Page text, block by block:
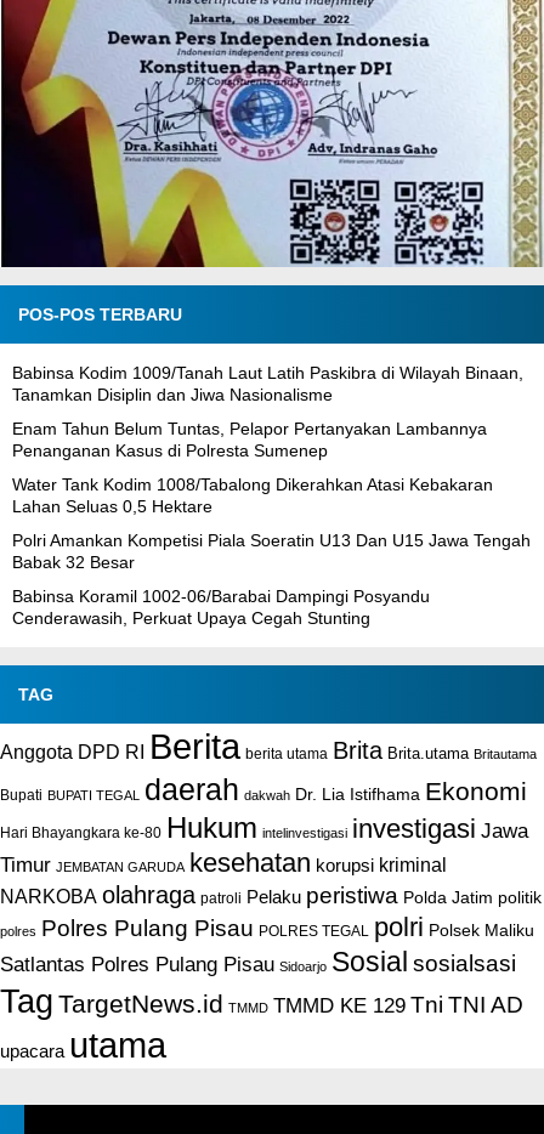
POS-POS TERBARU
Babinsa Kodim 1009/Tanah Laut Latih Paskibra di Wilayah Binaan,
Tanamkan Disiplin dan Jiwa Nasionalisme
Enam Tahun Belum Tuntas, Pelapor Pertanyakan Lambannya
Penanganan Kasus di Polresta Sumenep
Water Tank Kodim 1008/Tabalong Dikerahkan Atasi Kebakaran
Lahan Seluas 0,5 Hektare
Polri Amankan Kompetisi Piala Soeratin U13 Dan U15 Jawa Tengah
Babak 32 Besar
Babinsa Koramil 1002-06/Barabai Dampingi Posyandu
Cenderawasih, Perkuat Upaya Cegah Stunting
TAG
Anggota DPD RI Berita berita utama Brita Brita.utama Britautama
Bupati BUPATI TEGAL daerah dakwah Dr. Lia Istifhama Ekonomi
Hari Bhayangkara ke-80 Hukum intelinvestigasi investigasi Jawa
Timur JEMBATAN GARUDA kesehatan korupsi kriminal
NARKOBA olahraga patroli Pelaku peristiwa Polda Jatim politik
polres Polres Pulang Pisau POLRES TEGAL polri Polsek Maliku
Satlantas Polres Pulang Pisau Sidoarjo Sosial sosialsasi
Tag TargetNews.id TMMD TMMD KE 129 Tni TNI AD
upacara utama